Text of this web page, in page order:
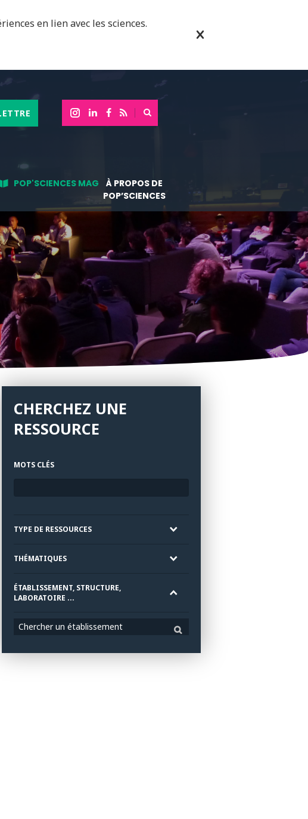
en lien avec les sciences.
POP'SCIENCES MAG
À PROPOS DE
POP’SCIENCES
CHERCHEZ UNE
RESSOURCE
MOTS CLÉS
TYPE DE RESSOURCES
THÉMATIQUES
ÉTABLISSEMENT, STRUCTURE,
LABORATOIRE ...
Chercher un établissement